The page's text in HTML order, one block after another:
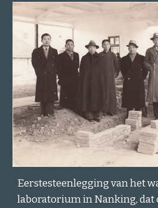
Eerstesteenlegging van het
laboratorium in Nanking, dat